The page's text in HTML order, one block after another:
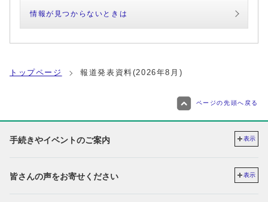
情報が見つからないときは
トップページ 報道発表資料(2026年8月)
ページの先頭へ戻る
手続きやイベントのご案内 表示
皆さんの声をお寄せください 表示